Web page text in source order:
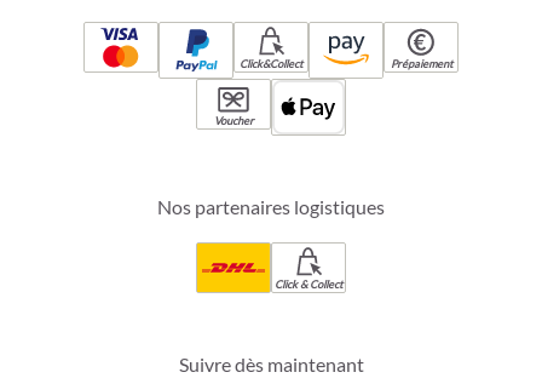
Click&Collect Prépaiement
Voucher
Nos partenaires logistiques
Click & Collect
Suivre dès maintenant